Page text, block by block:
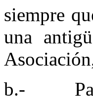
siempre
una
b.-